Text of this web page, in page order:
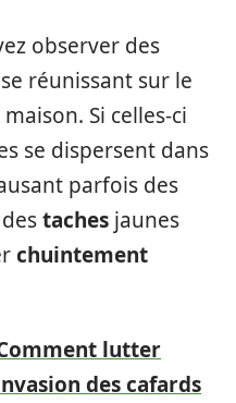
observer des
réunissant sur le
Si celles-ci
se dispersent dans
parfois des
taches jaunes
chuintement
lutter
des cafards